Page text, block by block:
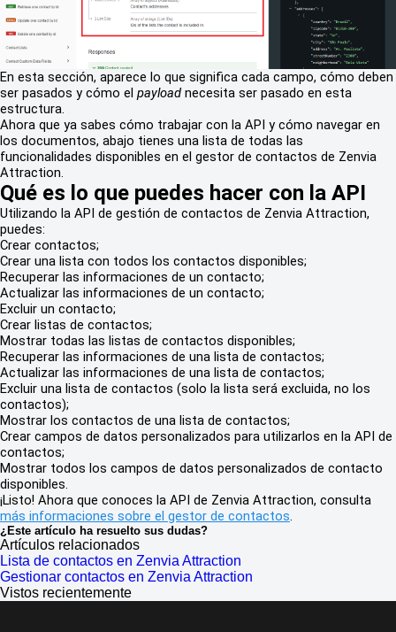
En esta sección, aparece lo que significa cada campo, cómo deben
ser pasados y cómo el payload necesita ser pasado en esta
estructura.
Ahora que ya sabes cómo trabajar con la API y cómo navegar en
los documentos, abajo tienes una lista de todas las
funcionalidades disponibles en el gestor de contactos de Zenvia
Attraction.
Qué es lo que puedes hacer con la API
Utilizando la API de gestión de contactos de Zenvia Attraction,
puedes:
Crear contactos;
Crear una lista con todos los contactos disponibles;
Recuperar las informaciones de un contacto;
Actualizar las informaciones de un contacto;
Excluir un contacto;
Crear listas de contactos;
Mostrar todas las listas de contactos disponibles;
Recuperar las informaciones de una lista de contactos;
Actualizar las informaciones de una lista de contactos;
Excluir una lista de contactos (solo la lista será excluida, no los
contactos);
Mostrar los contactos de una lista de contactos;
Crear campos de datos personalizados para utilizarlos en la API de
contactos;
Mostrar todos los campos de datos personalizados de contacto
disponibles.
¡Listo! Ahora que conoces la API de Zenvia Attraction, consulta
más informaciones sobre el gestor de contactos.
¿Este artículo ha resuelto sus dudas?
Artículos relacionados
Lista de contactos en Zenvia Attraction
Gestionar contactos en Zenvia Attraction
Vistos recientemente